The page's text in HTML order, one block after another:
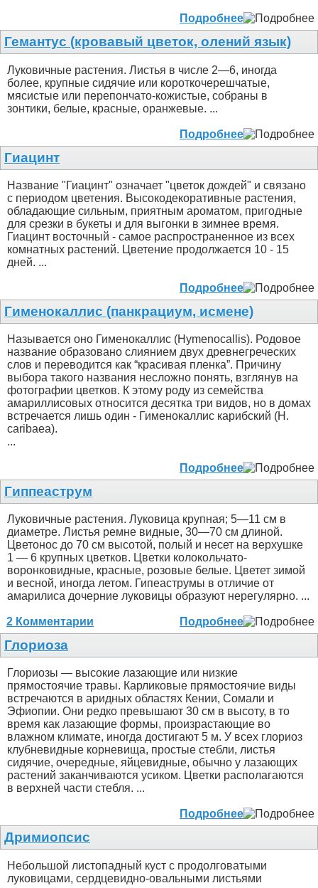
Подробнее
Гемантус (кровавый цветок, олений язык)
Луковичные растения. Листья в числе 2—6, иногда
более, крупные сидячие или короткочерешчатые,
мясистые или перепончато-кожистые, собраны в
зонтики, белые, красные, оранжевые. ...
Подробнее
Гиацинт
Название "Гиацинт" означает "цветок дождей" и связано
с периодом цветения. Высокодекоративные растения,
обладающие сильным, приятным ароматом, пригодные
для срезки в букеты и для выгонки в зимнее время.
Гиацинт восточный - самое распространенное из всех
комнатных растений. Цветение продолжается 10 - 15
дней. ...
Подробнее
Гименокаллис (панкрациум, исмене)
Называется оно Гименокаллис (Hymenocallis). Родовое
название образовано слиянием двух древнегреческих
слов и переводится как “красивая пленка”. Причину
выбора такого названия несложно понять, взглянув на
фотографии цветков. К этому роду из семейства
амариллисовых относится десятка три видов, но в домах
встречается лишь один - Гименокаллис карибский (H.
caribaea).
...
Подробнее
Гиппеаструм
Луковичные растения. Луковица крупная; 5—11 см в
диаметре. Листья ремне видные, 30—70 см длиной.
Цветонос до 70 см высотой, полый и несет на верхушке
1 — 6 крупных цветков. Цветки колокольчато-
воронковидные, красные, розовые белые. Цветет зимой
и весной, иногда летом. Гипеаструмы в отличие от
амарилиса дочерние луковицы образуют нерегулярно. ...
2 Комментарии Подробнее
Глориоза
Глориозы — высокие лазающие или низкие
прямостоячие травы. Карликовые прямостоячие виды
встречаются в аридных областях Кении, Сомали и
Эфиопии. Они редко превышают 30 см в высоту, в то
время как лазающие формы, произрастающие во
влажном климате, иногда достигают 5 м. У всех глориоз
клубневидные корневища, простые стебли, листья
сидячие, очередные, яйцевидные, обычно у лазающих
растений заканчиваются усиком. Цветки располагаются
в верхней части стебля. ...
Подробнее
Дримиопсис
Небольшой листопадный куст с продолговатыми
луковицами, сердцевидно-овальными листьями